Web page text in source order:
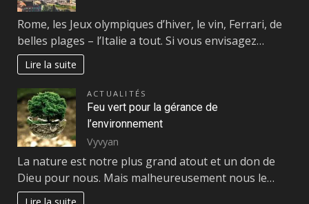
Rome, les Jeux olympiques d’hiver, le vin, Ferrari, de
belles plages – l’Italie a tout. Si vous envisagez…
Lire la suite
ACTUALITÉS
Feu vert pour la gérance de
l’environnement
Vyvyan
La nature est notre plus grand atout et un don de
Dieu pour nous. Mais malheureusement nous le…